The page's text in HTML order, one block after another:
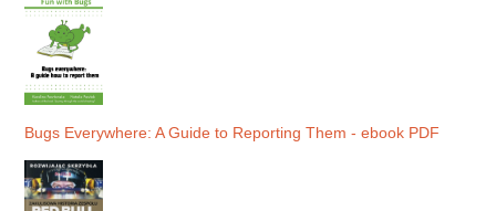
Bugs Everywhere: A Guide to Reporting Them - ebook PDF